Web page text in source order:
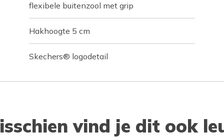
flexibele buitenzool met grip
Hakhoogte 5 cm
Skechers® logodetail
vind je dit ook